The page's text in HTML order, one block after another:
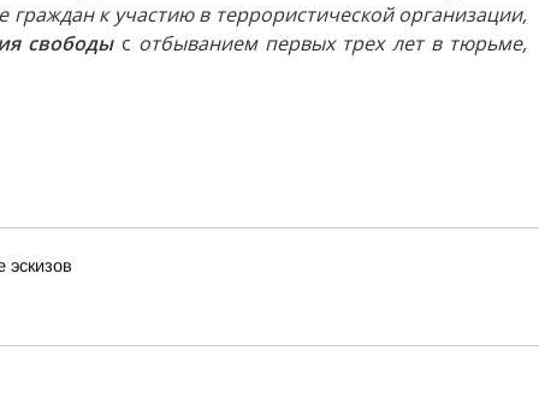
к участию в террористической организации,
свободы с отбыванием первых трех лет в тюрьме,